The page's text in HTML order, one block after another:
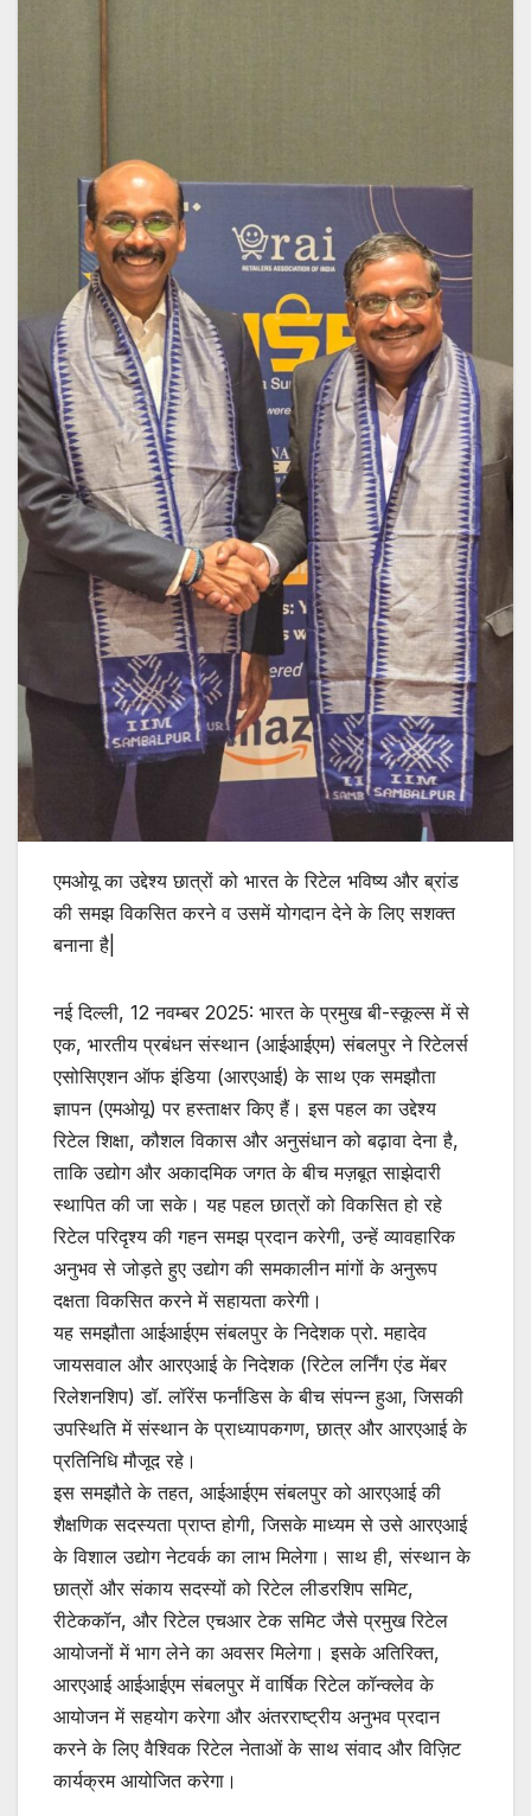
एमओयू का उद्देश्य छात्रों को भारत के रिटेल भविष्य और ब्रांड
की समझ विकसित करने व उसमें योगदान देने के लिए सशक्त
बनाना है|
नई दिल्ली, 12 नवम्बर 2025: भारत के प्रमुख बी-स्कूल्स में से
एक, भारतीय प्रबंधन संस्थान (आईआईएम) संबलपुर ने रिटेलर्स
एसोसिएशन ऑफ इंडिया (आरएआई) के साथ एक समझौता
ज्ञापन (एमओयू) पर हस्ताक्षर किए हैं। इस पहल का उद्देश्य
रिटेल शिक्षा, कौशल विकास और अनुसंधान को बढ़ावा देना है,
ताकि उद्योग और अकादमिक जगत के बीच मज़बूत साझेदारी
स्थापित की जा सके। यह पहल छात्रों को विकसित हो रहे
रिटेल परिदृश्य की गहन समझ प्रदान करेगी, उन्हें व्यावहारिक
अनुभव से जोड़ते हुए उद्योग की समकालीन मांगों के अनुरूप
दक्षता विकसित करने में सहायता करेगी।
यह समझौता आईआईएम संबलपुर के निदेशक प्रो. महादेव
जायसवाल और आरएआई के निदेशक (रिटेल लर्निंग एंड मेंबर
रिलेशनशिप) डॉ. लॉरेंस फर्नांडिस के बीच संपन्न हुआ, जिसकी
उपस्थिति में संस्थान के प्राध्यापकगण, छात्र और आरएआई के
प्रतिनिधि मौजूद रहे।
इस समझौते के तहत, आईआईएम संबलपुर को आरएआई की
शैक्षणिक सदस्यता प्राप्त होगी, जिसके माध्यम से उसे आरएआई
के विशाल उद्योग नेटवर्क का लाभ मिलेगा। साथ ही, संस्थान के
छात्रों और संकाय सदस्यों को रिटेल लीडरशिप समिट,
रीटेककॉन, और रिटेल एचआर टेक समिट जैसे प्रमुख रिटेल
आयोजनों में भाग लेने का अवसर मिलेगा। इसके अतिरिक्त,
आरएआई आईआईएम संबलपुर में वार्षिक रिटेल कॉन्क्लेव के
आयोजन में सहयोग करेगा और अंतरराष्ट्रीय अनुभव प्रदान
करने के लिए वैश्विक रिटेल नेताओं के साथ संवाद और विज़िट
कार्यक्रम आयोजित करेगा।